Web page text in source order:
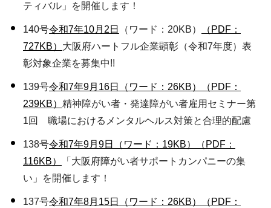
ティバル」を開催します！
140号令和7年10月2 日 （ワード：20KB）
（PDF：
727KB） 大阪府ハートフル企業顕彰（令和7年度）表
彰対象企業を募集中!!
139号令和7年9月16日（ワード：26KB）
（PDF：
239KB） 精神障がい者・発達障がい者雇用セミナー第
1回 職場におけるメンタルヘルス対策と合理的配慮
138号令和7年9月9日（ワード：19KB）
（PDF：
116KB）
「大阪府障がい者サポートカンパニーの集
い」を開催します！
137号令和7年8月15日（ワード：26KB）
（PDF：